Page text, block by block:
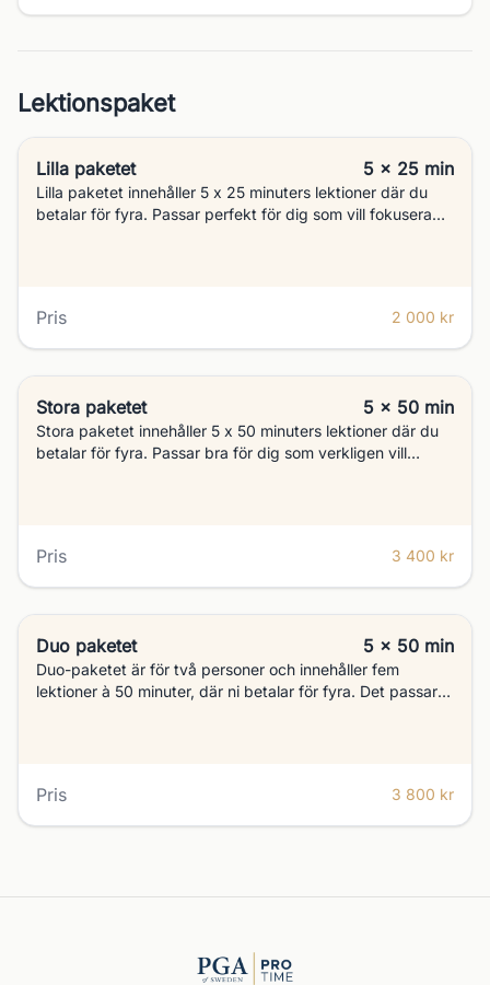
Lektionspaket
Lilla paketet 5 x 25 min
Lilla paketet innehåller 5 x 25 minuters lektioner där du
betalar för fyra. Passar perfekt för dig som vill fokusera
Pris 2 000 kr
Stora paketet 5 x 50 min
Stora paketet innehåller 5 x 50 minuters lektioner där du
betalar för fyra. Passar bra för dig som verkligen vill
Pris 3 400 kr
Duo paketet 5 x 50 min
Duo-paketet är för två personer och innehåller fem
lektioner à 50 minuter, där ni betalar för fyra. Det passar
Pris 3 800 kr